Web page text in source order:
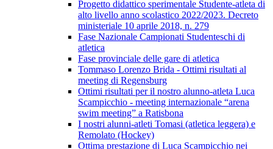
Progetto didattico sperimentale Studente-atleta di
alto livello anno scolastico 2022/2023. Decreto
ministeriale 10 aprile 2018, n. 279
Fase Nazionale Campionati Studenteschi di
atletica
Fase provinciale delle gare di atletica
Tommaso Lorenzo Brida - Ottimi risultati al
meeting di Regensburg
Ottimi risultati per il nostro alunno-atleta Luca
Scampicchio - meeting internazionale “arena
swim meeting” a Ratisbona
I nostri alunni-atleti Tomasi (atletica leggera) e
Remolato (Hockey)
Ottima prestazione di Luca Scampicchio nei